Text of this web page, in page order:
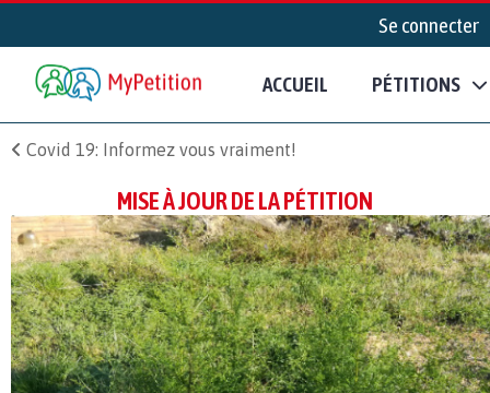
Se connecter
ACCUEIL PÉTITIONS
Covid 19: Informez vous vraiment!
MISE À JOUR DE LA PÉTITION